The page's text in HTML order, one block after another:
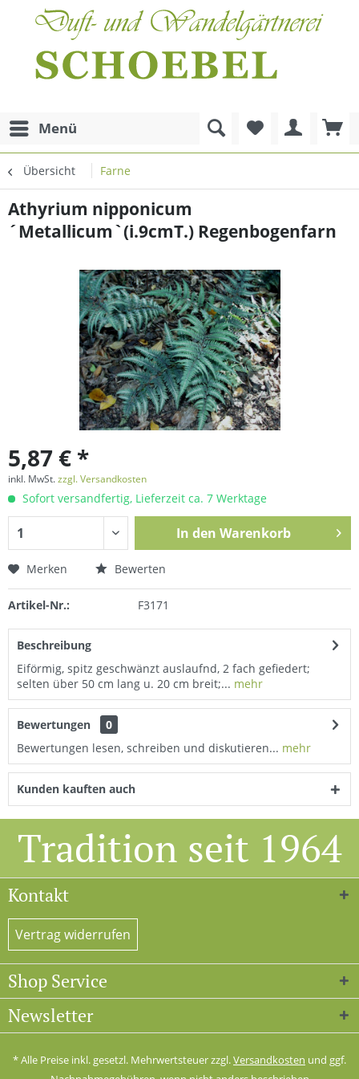
Menü
Übersicht Farne
Athyrium nipponicum
´Metallicum`(i.9cmT.) Regenbogenfarn
5,87 € *
inkl. MwSt.zzgl. Versandkosten
Sofort versandfertig, Lieferzeit ca. 7 Werktage
In den Warenkorb
Merken Bewerten
Artikel-Nr.: F3171
Beschreibung
Eiförmig, spitz geschwänzt auslaufnd, 2 fach gefiedert;
selten über 50 cm lang u. 20 cm breit;... mehr
Bewertungen
0
Bewertungen lesen, schreiben und diskutieren... mehr
Kunden kauften auch
Tradition seit 1964
Kontakt
Vertrag widerrufen
Shop Service
Newsletter
* Alle Preise inkl. gesetzl. Mehrwertsteuer zzgl.Versandkosten und ggf.